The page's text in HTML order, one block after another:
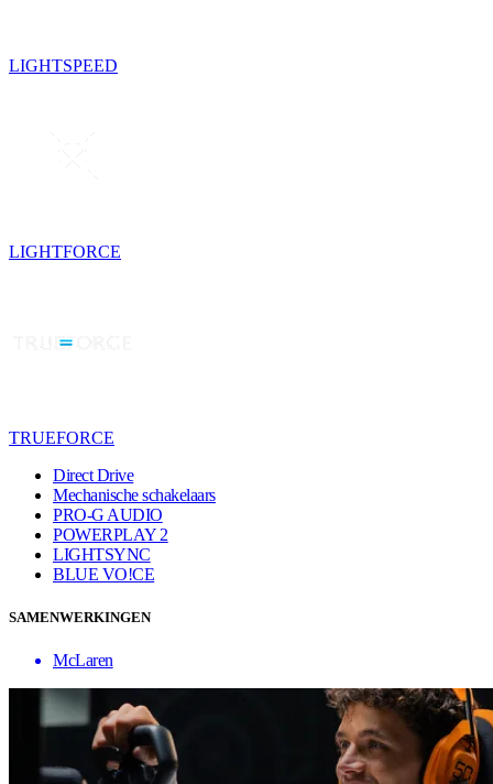
LIGHTSPEED
LIGHTFORCE
TRUEFORCE
Direct Drive
Mechanische schakelaars
PRO-G AUDIO
POWERPLAY 2
LIGHTSYNC
BLUE VO!CE
SAMENWERKINGEN
McLaren